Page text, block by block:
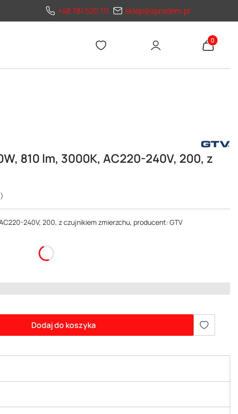
+48 781 520 111 sklep@zpradem.pl
Produkty
810 lm, 3000K, AC220-240V, 200, z
240V, 200, z czujnikiem zmierzchu, producent: GTV
Dodaj do koszyka